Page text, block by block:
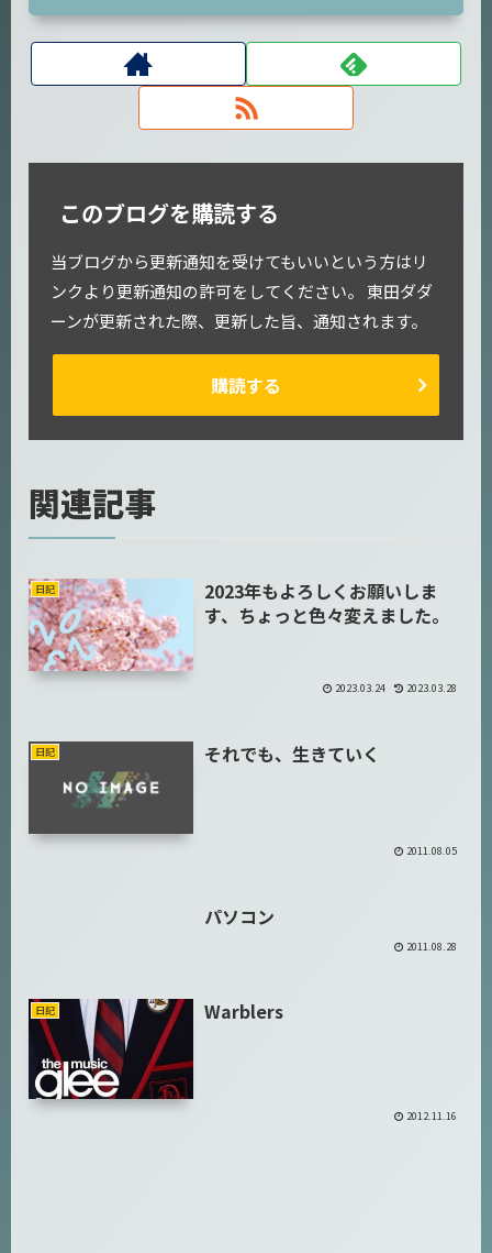
このブログを購読する
当ブログから更新通知を受けてもいいという方はリ
ンクより更新通知の許可をしてください。 東田ダダ
ーンが更新された際、更新した旨、通知されます。
購読する
関連記事
日記
2023年もよろしくお願いしま
す、ちょっと色々変えました。
2023.03.24 2023.03.28
日記 それでも、生きていく
2011.08.05
パソコン
2011.08.28
日記 Warblers
2012.11.16